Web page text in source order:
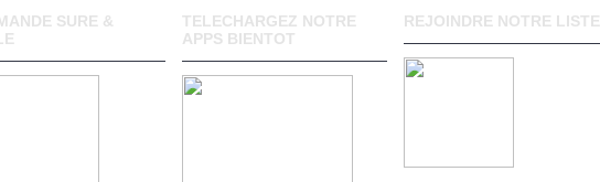
SURE &
TELECHARGEZ NOTRE
APPS BIENTOT
REJOINDRE NOTRE LISTE